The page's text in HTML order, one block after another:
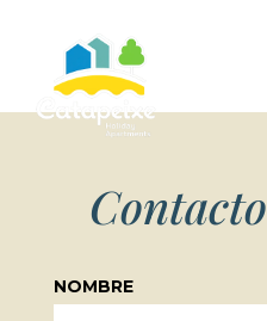
Contacto
NOMBRE